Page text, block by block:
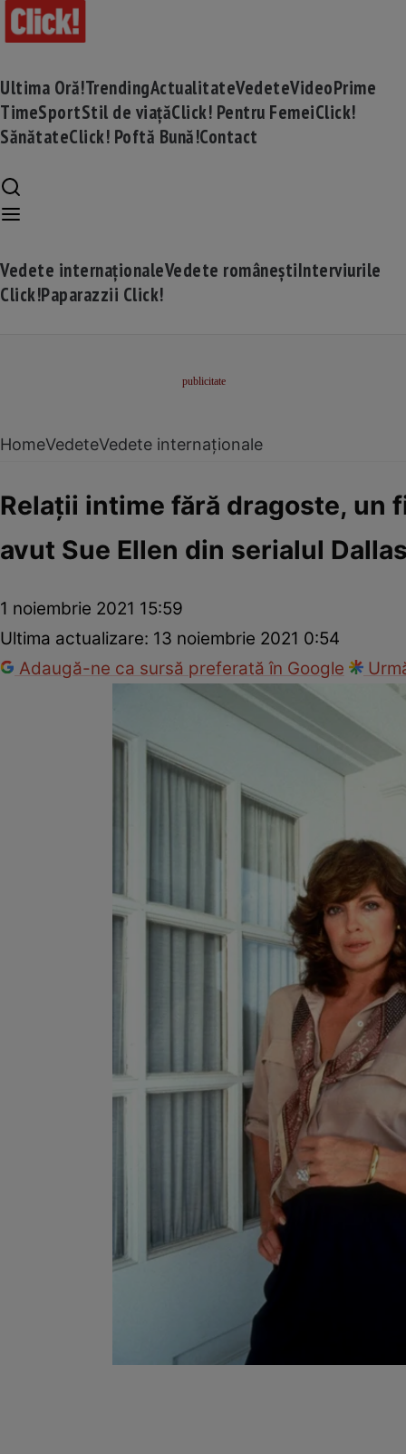
Ultima Oră!TrendingActualitateVedeteVideoPrime
TimeSportStil de viațăClick! Pentru FemeiClick!
SănătateClick! Poftă Bună!Contact
Vedete internaționaleVedete româneștiInterviurile
Click!Paparazzii Click!
HomeVedeteVedete internaționale
Relaţii intime fără dragoste, un
avut Sue Ellen din serialul
1 noiembrie 2021 15:59
Ultima actualizare: 13 noiembrie 2021 0:54
Adaugă-ne ca sursă preferată în Google